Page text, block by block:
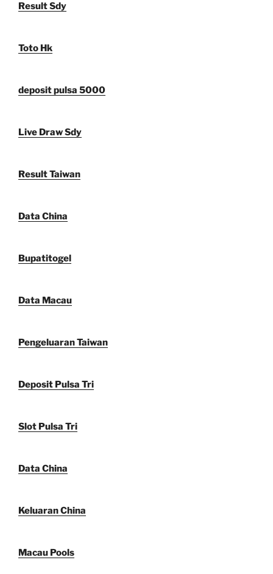
Result Sdy
Toto Hk
deposit pulsa 5000
Live Draw Sdy
Result Taiwan
Data China
Bupatitogel
Data Macau
Pengeluaran Taiwan
Deposit Pulsa Tri
Slot Pulsa Tri
Data China
Keluaran China
Macau Pools